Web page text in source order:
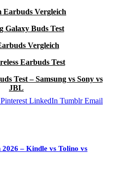
Earbuds Vergleich
Galaxy Buds Test
Vergleich
Earbuds Test
Test – Samsung vs Sony vs
JBL
Pinterest LinkedIn Tumblr Email
– Kindle vs Tolino vs